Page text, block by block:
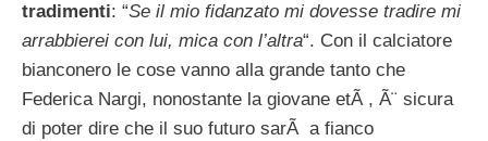
tradimenti: “Se il mio fidanzato mi dovesse tradire mi
arrabbierei con lui, mica con l’altra“. Con il calciatore
bianconero le cose vanno alla grande tanto che
Federica Nargi, nonostante la giovane etÃ , Ã¨ sicura
di poter dire che il suo futuro sarÃ a fianco